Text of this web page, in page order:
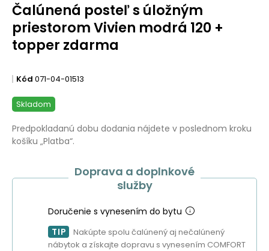
Čalúnená posteľ s úložným
priestorom Vivien modrá 120 +
topper zdarma
Kód 071-04-01513
Skladom
Predpokladanú dobu dodania nájdete v poslednom kroku
košíku „Platba“.
Doprava a doplnkové
služby
Doručenie s vynesením do bytu
TIP
Nakúpte spolu čalúnený aj nečalúnený
nábytok a získajte dopravu s vynesením COMFORT